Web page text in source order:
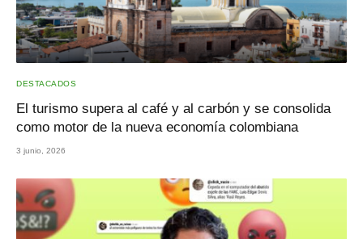
DESTACADOS
El turismo supera al café y al carbón y se consolida
como motor de la nueva economía colombiana
3 junio, 2026